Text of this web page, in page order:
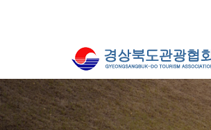
Previous